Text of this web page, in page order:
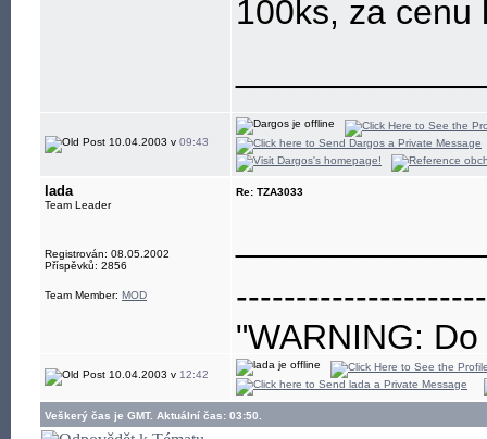
100ks, za cenu
10.04.2003 v 09:43
lada
Team Leader
Registrován: 08.05.2002
Příspěvků: 2856
Team Member: MOD
Re: TZA3033
"WARNING:
eye"
10.04.2003 v 12:42
Veškerý čas je GMT. Aktuální čas: 03:50.